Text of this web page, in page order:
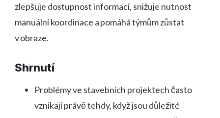
zlepšuje dostupnost informací, snižuje nutnost
manuální koordinace a pomáhá týmům zůstat
v obraze.
Shrnutí
Problémy ve stavebních projektech často
vznikají právě tehdy, když jsou důležité